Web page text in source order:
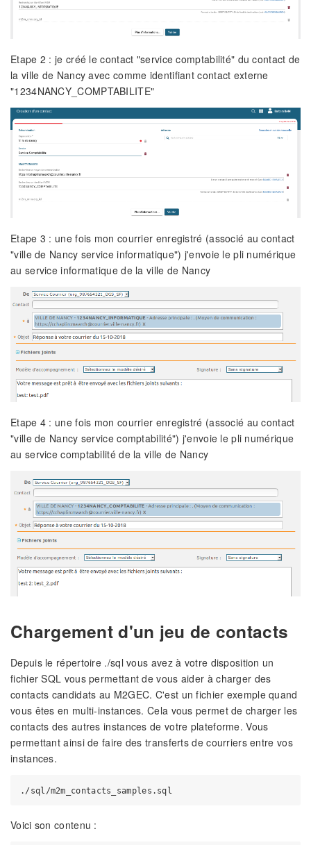
Etape 2 : je créé le contact "service comptabilité" du contact de
la ville de Nancy avec comme identifiant contact externe
"1234NANCY_COMPTABILITE"
Etape 3 : une fois mon courrier enregistré (associé au contact
"ville de Nancy service informatique") j'envoie le pli numérique
au service informatique de la ville de Nancy
Etape 4 : une fois mon courrier enregistré (associé au contact
"ville de Nancy service comptabilité") j'envoie le pli numérique
au service comptabilité de la ville de Nancy
Chargement d'un jeu de contacts
Depuis le répertoire ./sql vous avez à votre disposition un
fichier SQL vous permettant de vous aider à charger des
contacts candidats au M2GEC. C'est un fichier exemple quand
vous êtes en multi-instances. Cela vous permet de charger les
contacts des autres instances de votre plateforme. Vous
permettant ainsi de faire des transferts de courriers entre vos
instances.
Voici son contenu :